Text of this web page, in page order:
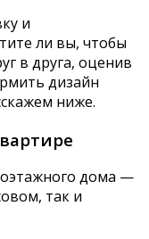
и
ли вы, чтобы
в друга, оценив
дизайн
ниже.
дома —
так и